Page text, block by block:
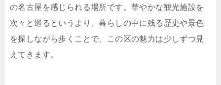
の名古屋を感じられる場所です。華やかな観光施設を
次々と巡るというより、暮らしの中に残る歴史や景色
を探しながら歩くことで、この区の魅力は少しずつ見
えてきます。